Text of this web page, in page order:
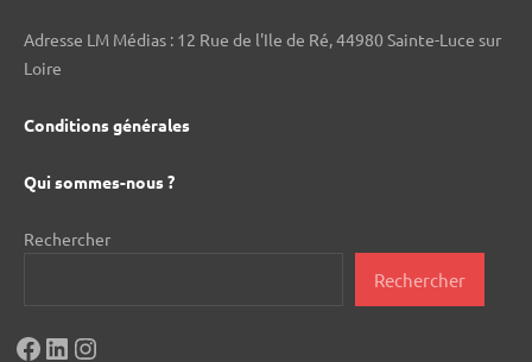
Adresse LM Médias : 12 Rue de l'Ile de Ré, 44980 Sainte-Luce sur
Loire
Conditions générales
Qui sommes-nous ?
Rechercher
Rechercher
Facebook
LinkedIn
Instagram